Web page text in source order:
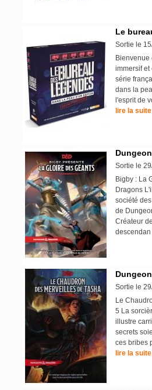
Le
Sortie le
Bienvenue
immersif
série
dans la
l'esprit de
lire la suite
Sortie le
Bigby : La
Dragons
société
de
Créateur
Sortie le
Le
5 La
illustre
secrets
ces bribes
lire la suite